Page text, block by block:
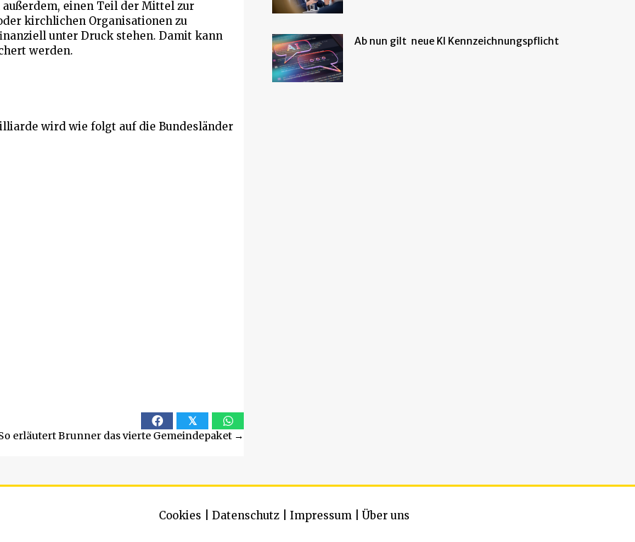
einen Teil der Mittel zur
kirchlichen Organisationen zu
unter Druck stehen. Damit kann
werden.
wird wie folgt auf die Bundesländer
𝕏
erläutert Brunner das vierte Gemeindepaket →
Ab nun gilt neue KI Kennzeichnungspflicht
Cookies Datenschutz Impressum Über uns